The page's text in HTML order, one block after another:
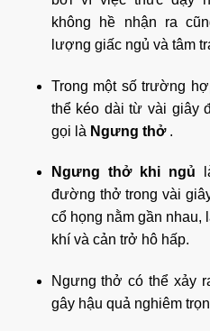
không hề nhận ra
lượng giấc ngủ và tâm
Trong một số trường
thể kéo dài từ vài giây
gọi là Ngưng thở.
Ngưng thở khi ngủ
đường thở trong vài
cổ họng nằm gần nhau,
khí và cản trở hô hấp.
Ngưng thởcó thể xảy
gây hậu quả nghiêm